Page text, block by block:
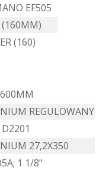
EF505
(160MM)
(160)
REGULOWANY
D2201
27,2X350
1 1/8"